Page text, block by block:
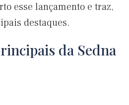
esse lançamento e traz,
destaques.
da Sedna